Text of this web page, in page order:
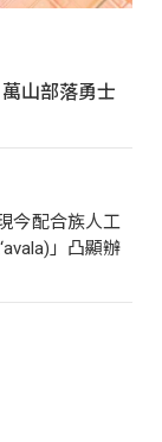
山部落勇士
今配合族人工
」凸顯辦